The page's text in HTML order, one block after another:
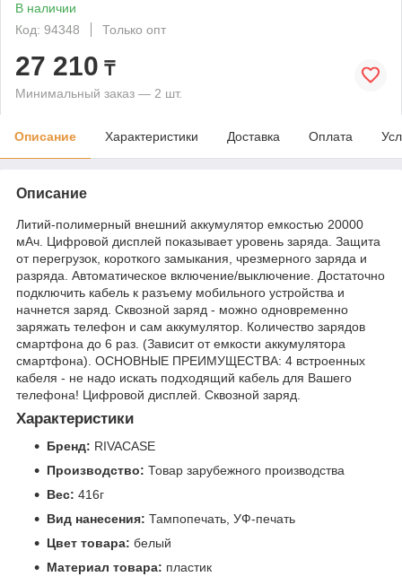
В наличии
Код: 94348
Только опт
27 210 ₸
Минимальный заказ — 2 шт.
Описание Характеристики Доставка Оплата
Описание
Литий-полимерный внешний аккумулятор емкостью 20000
мАч. Цифровой дисплей показывает уровень заряда. Защита
от перегрузок, короткого замыкания, чрезмерного заряда и
разряда. Автоматическое включение/выключение. Достаточно
подключить кабель к разъему мобильного устройства и
начнется заряд. Сквозной заряд - можно одновременно
заряжать телефон и сам аккумулятор. Количество зарядов
смартфона до 6 раз. (Зависит от емкости аккумулятора
смартфона). ОСНОВНЫЕ ПРЕИМУЩЕСТВА: 4 встроенных
кабеля - не надо искать подходящий кабель для Вашего
телефона! Цифровой дисплей. Сквозной заряд.
Характеристики
Бренд: RIVACASE
Производство: Товар зарубежного производства
Вес: 416г
Вид нанесения: Тампопечать, УФ-печать
Цвет товара: белый
Материал товара: пластик